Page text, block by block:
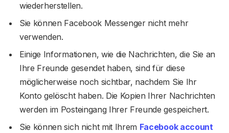
wiederherstellen.
Sie können Facebook Messenger nicht mehr
verwenden.
Einige Informationen, wie die Nachrichten, die Sie an
Ihre Freunde gesendet haben, sind für diese
möglicherweise noch sichtbar, nachdem Sie Ihr
Konto gelöscht haben. Die Kopien Ihrer Nachrichten
werden im Posteingang Ihrer Freunde gespeichert.
Sie können sich nicht mit Ihrem Facebook account